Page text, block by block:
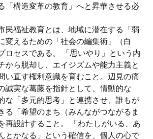
「構造変革の教育」へと昇華させる必
民福祉教育とは、地域に潜在する「弱
変えるための「社会の編集術」（白
ロセスである。 「思いやり」という内
から脱却し、エイジズムや能力主義と
い直す権利意識を育むこと。辺見の痛
誠実な葛藤を指針として、情動的な
な「多元的思考」と連携させ、誰もが
る「希望のまち（みんながつながるま
再設計すること。 「わたしがいる、あ
とかなる」という確信を、個人の心で